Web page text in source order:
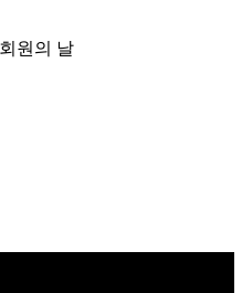
원의 날